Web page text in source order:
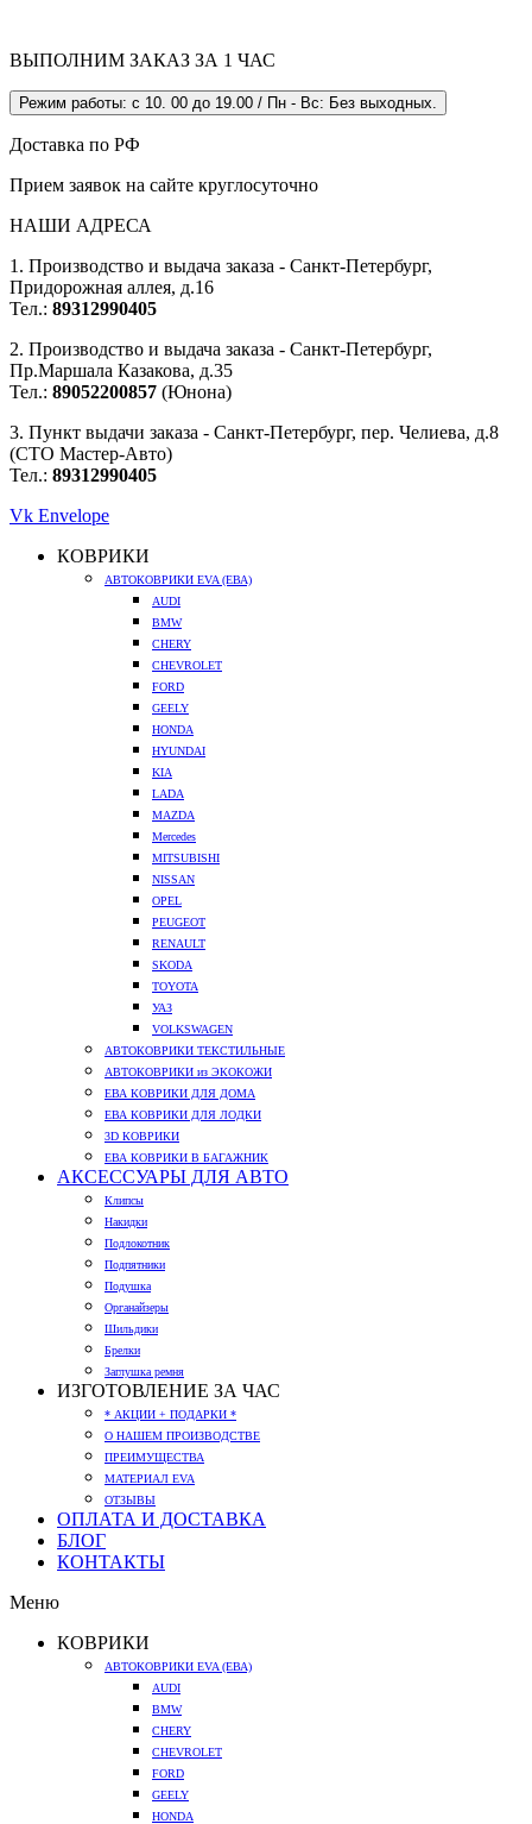
ВЫПОЛНИМ ЗАКАЗ ЗА 1 ЧАС
Режим работы: с 10. 00 до 19.00 / Пн - Вс: Без выходных.
Доставка по РФ
Прием заявок на сайте круглосуточно
НАШИ АДРЕСА
1. Производство и выдача заказа - Санкт-Петербург,
Придорожная аллея, д.16
Тел.: 89312990405
2. Производство и выдача заказа - Санкт-Петербург,
Пр.Маршала Казакова, д.35
Тел.: 89052200857 (Юнона)
3. Пункт выдачи заказа - Санкт-Петербург, пер. Челиева, д.8
(СТО Мастер-Авто)
Тел.: 89312990405
Vk Envelope
КОВРИКИ
АВТОКОВРИКИ EVA (ЕВА)
AUDI
BMW
CHERY
CHEVROLET
FORD
GEELY
HONDA
HYUNDAI
KIA
LADA
MAZDA
Mercedes
MITSUBISHI
NISSAN
OPEL
PEUGEOT
RENAULT
SKODA
TOYOTA
УАЗ
VOLKSWAGEN
АВТОКОВРИКИ ТЕКСТИЛЬНЫЕ
АВТОКОВРИКИ из ЭКОКОЖИ
ЕВА КОВРИКИ ДЛЯ ДОМА
ЕВА КОВРИКИ ДЛЯ ЛОДКИ
3D КОВРИКИ
ЕВА КОВРИКИ В БАГАЖНИК
АКСЕССУАРЫ ДЛЯ АВТО
Клипсы
Накидки
Подлокотник
Подпятники
Подушка
Органайзеры
Шильдики
Брелки
Заглушка ремня
ИЗГОТОВЛЕНИЕ ЗА ЧАС
* АКЦИИ + ПОДАРКИ *
О НАШЕМ ПРОИЗВОДСТВЕ
ПРЕИМУЩЕСТВА
МАТЕРИАЛ EVA
ОТЗЫВЫ
ОПЛАТА И ДОСТАВКА
БЛОГ
КОНТАКТЫ
Меню
КОВРИКИ
АВТОКОВРИКИ EVA (ЕВА)
AUDI
BMW
CHERY
CHEVROLET
FORD
GEELY
HONDA